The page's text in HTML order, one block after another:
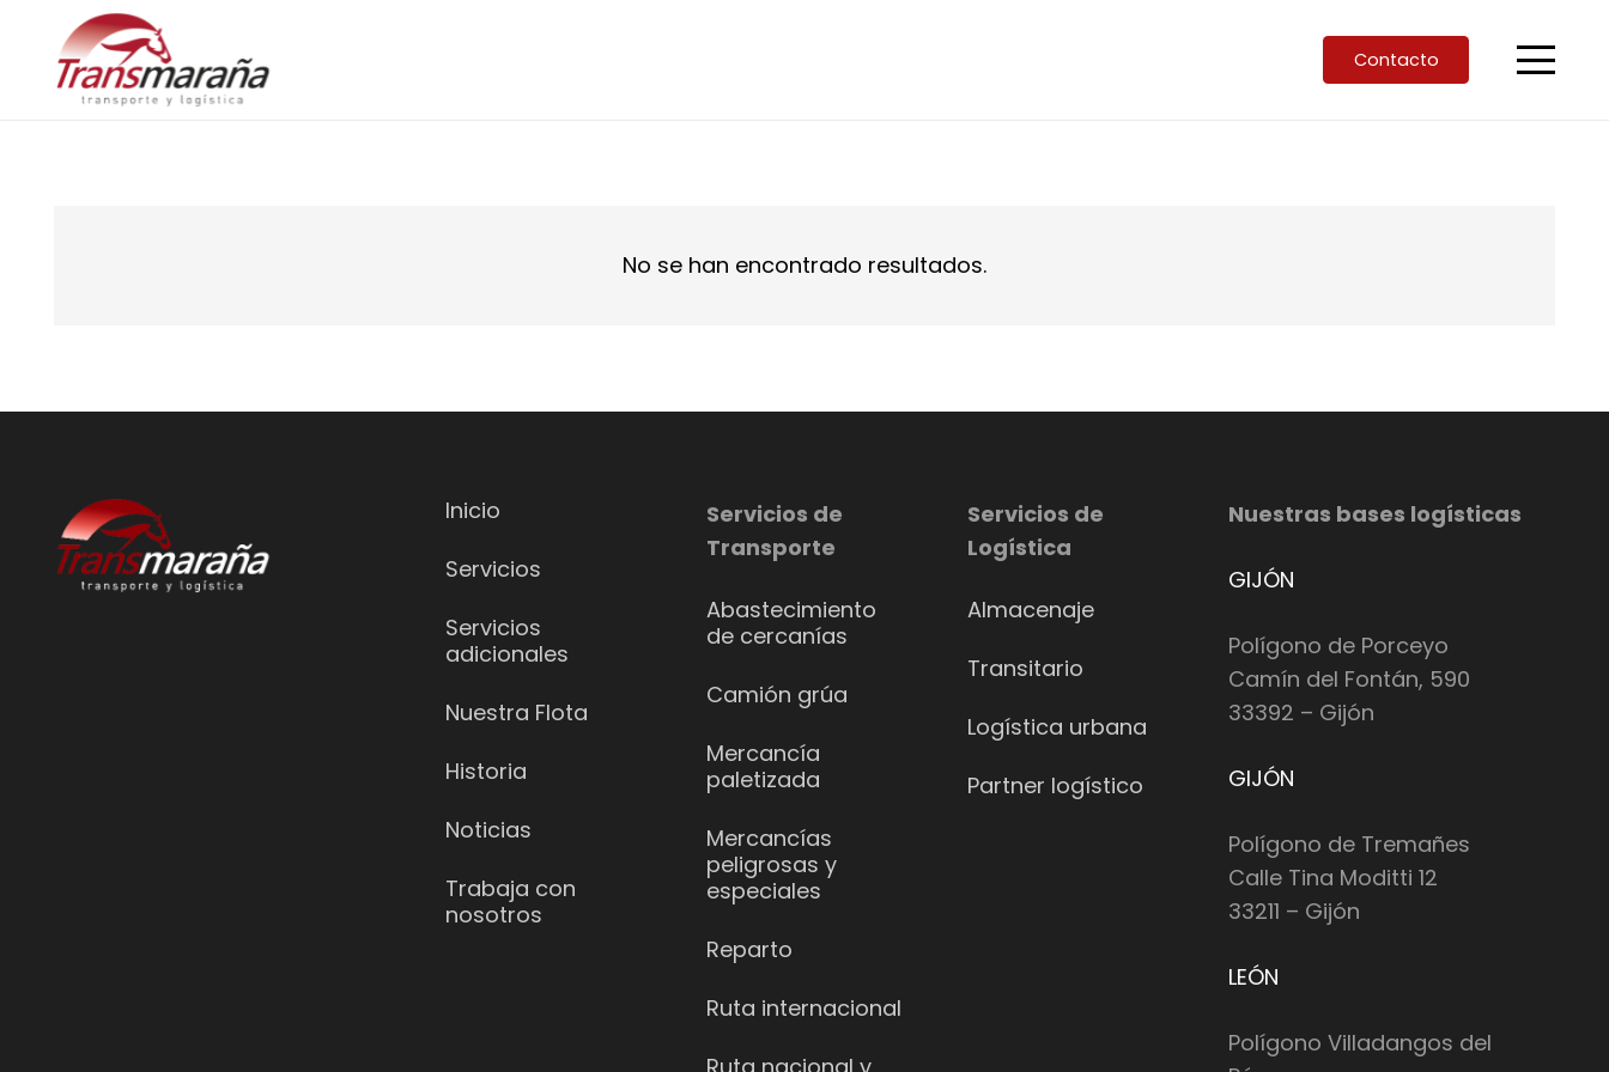
Contacto
No se han encontrado resultados.
Inicio
Servicios
Servicios
adicionales
Nuestra Flota
Historia
Noticias
Trabaja con
nosotros
Servicios de
Transporte
Abastecimiento
de cercanías
Camión grúa
Mercancía
paletizada
Mercancías
peligrosas y
especiales
Reparto
Ruta internacional
Servicios de
Logística
Almacenaje
Transitario
Logística urbana
Partner logístico
Nuestras bases logísticas
GIJÓN
Polígono de Porceyo
Camín del Fontán, 590
33392 – Gijón
GIJÓN
Polígono de Tremañes
Calle Tina Moditti 12
33211 – Gijón
LEÓN
Polígono Villadangos del